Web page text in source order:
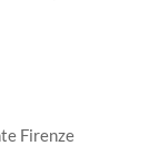
Firenze